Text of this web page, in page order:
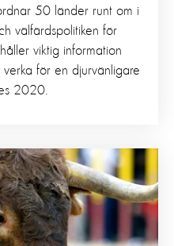
50 länder runt om i
välfärdspolitiken för
viktig information
för en djurvänligare
2020.